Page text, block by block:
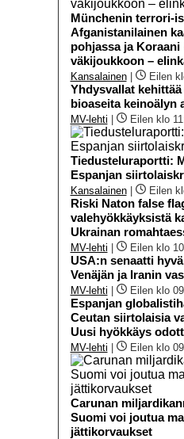
Münchenin terrori-
Afganistanilainen
pohjassa ja Koraani
väkijoukkoon –
Kansalainen| Eilen
Yhdysvallat
bioaseita keinoälyn
MV-lehti Eilen klo
Tiedusteluraportti:
Espanjan
Kansalainen| Eilen
Riski Naton false
valehyökkäyksistä
Ukrainan
MV-lehti Eilen klo
USA:n senaatti
Venäjän ja Iranin
MV-lehti Eilen klo
Espanjan
Ceutan siirtolaisia
Uusi hyökkäys
MV-lehti Eilen klo
Carunan
Suomi voi joutua
jättikorvaukset